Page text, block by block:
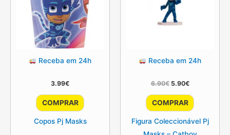
Receba em 24h
3.99€
COMPRAR
Copos Pj Masks
Receba em 24h
6.90€ O
original
era:
5.90€O
atual
é:
COMPRAR
Figura Coleccionável Pj